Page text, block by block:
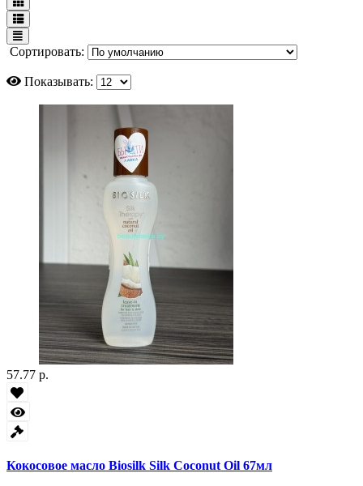
Сортировать:
Показывать:
57.77 р.
Кокосовое масло Biosilk Silk Coconut Oil 67мл